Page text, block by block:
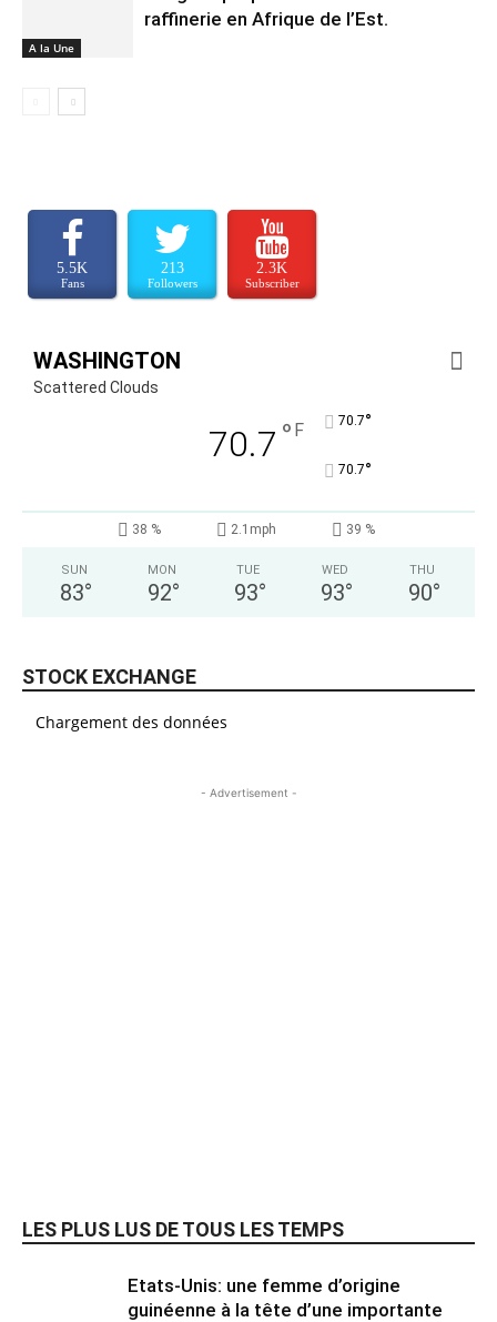
A la Une
raffinerie en Afrique de l’Est.
5.5K
Fans
213
Followers
2.3K
Subscriber
WASHINGTON
Scattered Clouds
70.7 ° F 70.7°
70.7°
38 % 2.1mph 39 %
SUN
83°
MON
92°
TUE
93°
WED
93°
THU
90°
STOCK EXCHANGE
Chargement des données
- Advertisement -
LES PLUS LUS DE TOUS LES TEMPS
Etats-Unis: une femme d’origine
guinéenne à la tête d’une importante